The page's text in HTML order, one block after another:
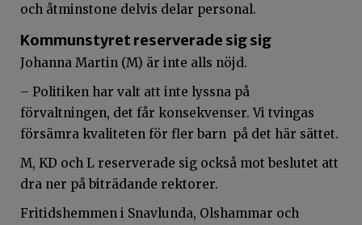
och åtminstone delvis delar personal.
Kommunstyret reserverade sig sig
Johanna Martin (M) är inte alls nöjd.
– Politiken har valt att inte lyssna på
förvaltningen, det får konsekvenser. Vi tvingas
försämra kvaliteten för fler barn på det här sättet.
M, KD och L reserverade sig också mot beslutet att
dra ner på biträdande rektorer.
Fritidshemmen i Snavlunda, Olshammar och